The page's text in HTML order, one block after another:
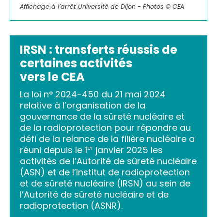
Affichage à l’arrêt Université de Dijon - Photos © CEA
IRSN : transferts réussis de
certaines activités
vers le CEA
La loi n° 2024-450 du 21 mai 2024
relative à l’organisation de la
gouvernance de la sûreté nucléaire et
de la radioprotection pour répondre au
défi de la relance de la filière nucléaire a
réuni depuis le 1er janvier 2025 les
activités de l’Autorité de sûreté nucléaire
(ASN) et de l’Institut de radioprotection
et de sûreté nucléaire (IRSN) au sein de
l’Autorité de sûreté nucléaire et de
radioprotection (ASNR).